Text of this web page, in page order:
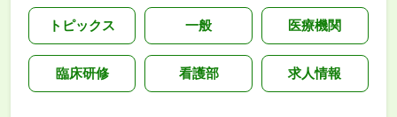
トピックス 一般 医療機関
臨床研修 看護部 求人情報